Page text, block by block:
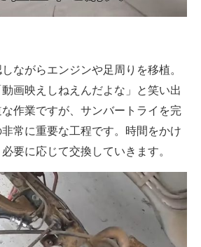
ながらエンジンや足周りを移植。
画映えしねえんだよな」と笑い出
作業ですが、サンバートライを完
常に重要な工程です。時間をかけ
要に応じて交換していきます。